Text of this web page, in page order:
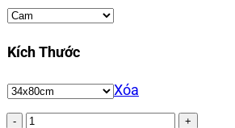
Kích Thước
Xóa
Set